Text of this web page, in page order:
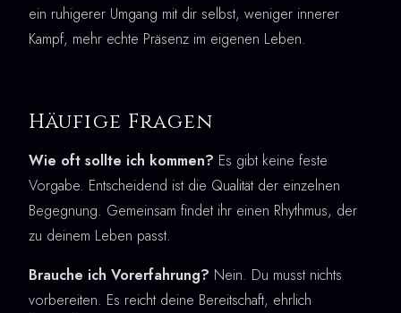
ein ruhigerer Umgang mit dir selbst, weniger innerer
Kampf, mehr echte Präsenz im eigenen Leben.
Häufige Fragen
Wie oft sollte ich kommen? Es gibt keine feste
Vorgabe. Entscheidend ist die Qualität der einzelnen
Begegnung. Gemeinsam findet ihr einen Rhythmus, der
zu deinem Leben passt.
Brauche ich Vorerfahrung? Nein. Du musst nichts
vorbereiten. Es reicht deine Bereitschaft, ehrlich